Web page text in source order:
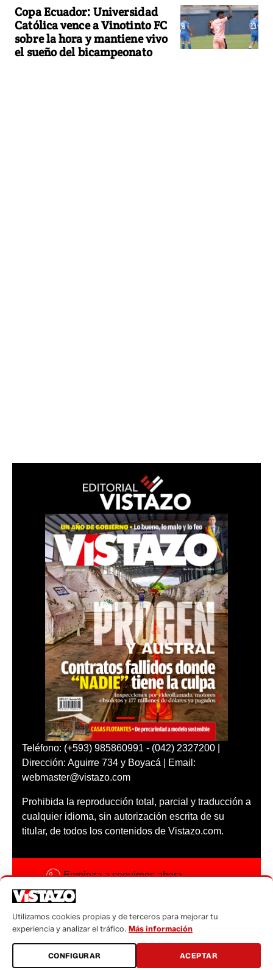
Copa Ecuador: Universidad
Católica vence a Vinotinto FC
sobre la hora y mantiene vivo
el sueño del bicampeonato
Teléfono: (+593) 985860991 - (042) 2327200 |
Dirección: Aguirre 734 y Boyacá | Email:
webmaster@vistazo.com
Prohibida la reproducción total, parcial y traducción a
cualquier idioma, sin autorización escrita de su
titular, de todos los contenidos de Vistazo.com.
Empieza a seguirnos ahora
Código ética
Sugerencias a:
sugerencias@vistazo.com
Utilizamos cookies propias y de terceros para mejorar tu
experiencia y analizar el tráfico. Más información
CONFIGURAR ACEPTAR